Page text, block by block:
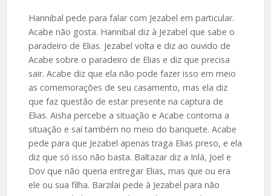
Hannibal pede para falar com Jezabel em particular.
Acabe não gosta. Hannibal diz à Jezabel que sabe o
paradeiro de Elias. Jezabel volta e diz ao ouvido de
Acabe sobre o paradeiro de Elias e diz que precisa
sair. Acabe diz que ela não pode fazer isso em meio
as comemorações de seu casamento, mas ela diz
que faz questão de estar presente na captura de
Elias. Aisha percebe a situação e Acabe contorna a
situação e saí também no meio do banquete. Acabe
pede para que Jezabel apenas traga Elias preso, e ela
diz que só isso não basta. Baltazar diz a Inlá, Joel e
Dov que não queria entregar Elias, mas que ou era
ele ou sua filha. Barzilai pede à Jezabel para não